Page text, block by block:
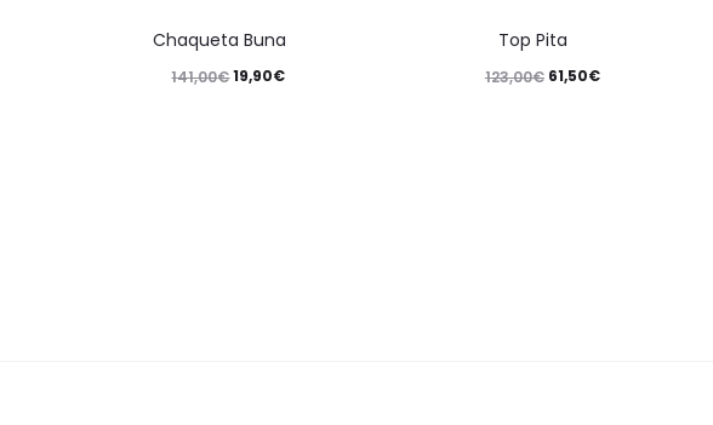
Chaqueta Buna
141,00€19,90€
Top Pita
123,00€ 61,50€